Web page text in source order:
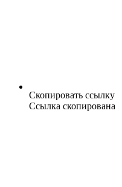
Скопировать ссылку
Ссылка скопирована